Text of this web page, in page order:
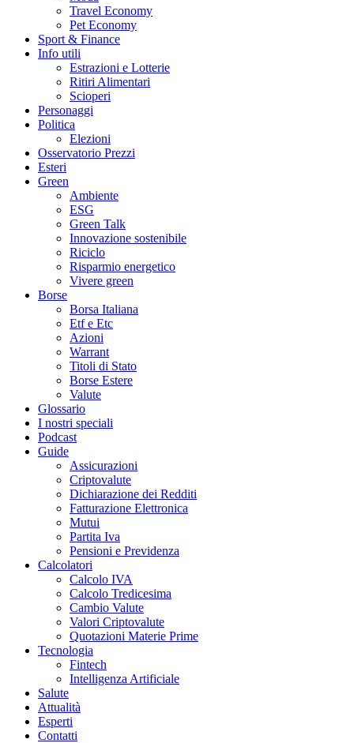
Travel Economy
Pet Economy
Sport & Finance
Info utili
Estrazioni e Lotterie
Ritiri Alimentari
Scioperi
Personaggi
Politica
Elezioni
Osservatorio Prezzi
Esteri
Green
Ambiente
ESG
Green Talk
Innovazione sostenibile
Riciclo
Risparmio energetico
Vivere green
Borse
Borsa Italiana
Etf e Etc
Azioni
Warrant
Titoli di Stato
Borse Estere
Valute
Glossario
I nostri speciali
Podcast
Guide
Assicurazioni
Criptovalute
Dichiarazione dei Redditi
Fatturazione Elettronica
Mutui
Partita Iva
Pensioni e Previdenza
Calcolatori
Calcolo IVA
Calcolo Tredicesima
Cambio Valute
Valori Criptovalute
Quotazioni Materie Prime
Tecnologia
Fintech
Intelligenza Artificiale
Salute
Attualità
Esperti
Contatti